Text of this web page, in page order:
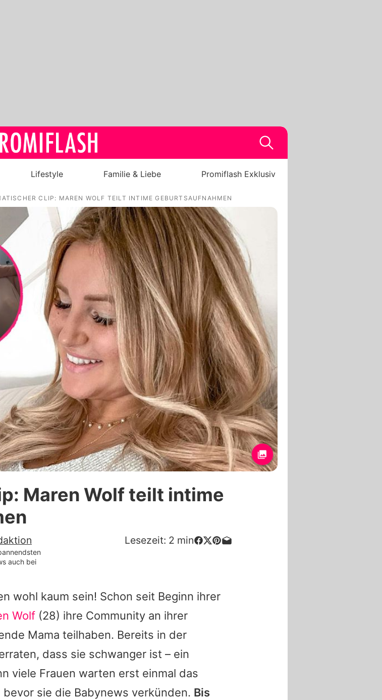
Royals
Filme & Serien
Lifestyle
Familie & Liebe
Promiflash Exklusiv
Themen auf Promiflash
App runterladen
Team
Richtlinien
Impressum
Utiq verwalten
Lifestyle Familie & Liebe Promiflash Exklusiv
CLIP: MAREN WOLF TEILT INTIME GEBURTSAUFNAHMEN
Maren Wolf teilt intime
Lesezeit: 2 min
auch bei
wohl kaum sein! Schon seit Beginn ihrer
Wolf (28) ihre Community an ihrer
Mama teilhaben. Bereits in der
dass sie schwanger ist – ein
viele Frauen warten erst einmal das
sie die Babynews verkünden. Bis